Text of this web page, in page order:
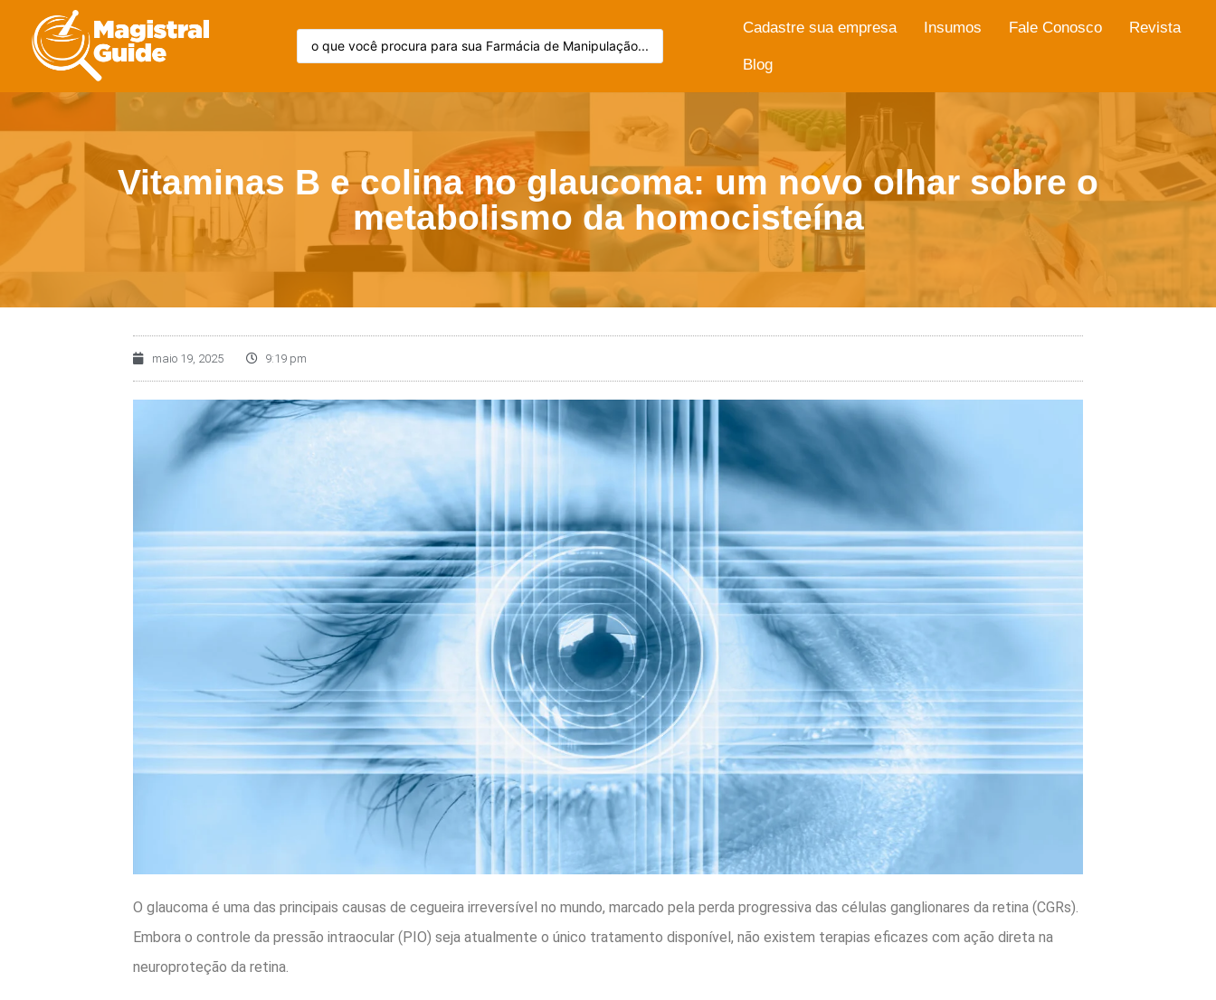
Cadastre sua empresa Insumos Fale Conosco Revista
Blog
Vitaminas B e colina no glaucoma: um novo olhar sobre o
metabolismo da homocisteína
maio 19, 2025 9:19 pm
O glaucoma é uma das principais causas de cegueira irreversível no mundo, marcado pela perda progressiva das células ganglionares da retina (CGRs).
Embora o controle da pressão intraocular (PIO) seja atualmente o único tratamento disponível, não existem terapias eficazes com ação direta na
neuroproteção da retina.